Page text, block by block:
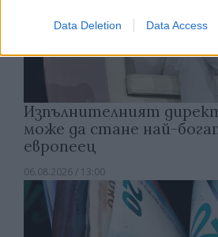
Data Deletion Data Access
Изпълнителният
може да стане най-
европеец
06.08.2026 / 13:00